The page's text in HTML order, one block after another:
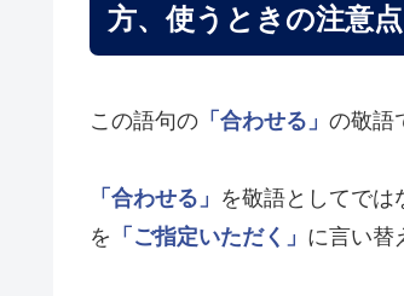
方、使うときの注意点
この語句の 「合わせる」 の敬語
「合わせる」 を敬語としてでは
を 「ご指定いただく」 に言い替